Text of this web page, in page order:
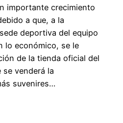
importante crecimiento
a que, a la
deportiva del equipo
lo económico, se le
de la tienda oficial del
se venderá la
suvenires…